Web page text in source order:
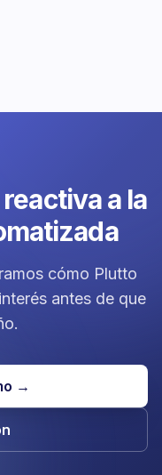
a la
cómo Plutto
antes de que
→